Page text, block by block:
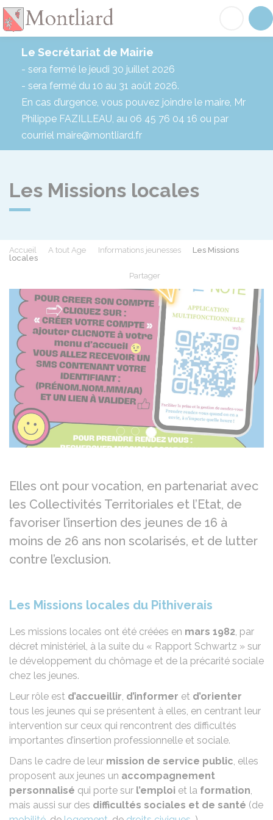
Le Secrétariat de Mairie
- sera fermé le jeudi 30 juillet 2026
- sera fermé du 10 au 31 août 2026.
En cas d’urgence, vous pouvez joindre le maire, Mr
Philippe FAZILLEAU, au 06 45 76 04 16 ou par
courriel maire@montliard.fr
Les Missions locales
Accueil A tout Age Informations jeunesses
Les Missions
locales
Partager
Précédent
Elles ont pour vocation, en partenariat avec
les Collectivités Territoriales et l’Etat, de
favoriser l’insertion des jeunes de 16 à
moins de 26 ans non scolarisés, et de lutter
contre l’exclusion.
Les Missions locales du Pithiverais
Les missions locales ont été créées en mars 1982, par
décret ministériel, à la suite du « Rapport Schwartz » sur
le développement du chômage et de la précarité sociale
chez les jeunes.
Leur rôle est d’accueillir, d’informer et d’orienter
tous les jeunes qui se présentent à elles, en centrant leur
intervention sur ceux qui rencontrent des difficultés
importantes d’insertion professionnelle et sociale.
Dans le cadre de leur mission de service public, elles
proposent aux jeunes un accompagnement
personnalisé qui porte sur l’emploi et la formation,
mais aussi sur des difficultés sociales et de santé (de